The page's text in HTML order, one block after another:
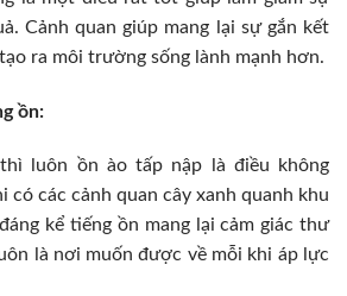
Cảnh quan giúp mang lại sự gắn kết
ra môi trường sống lành mạnh hơn.
ồn:
luôn ồn ào tấp nập là điều không
có các cảnh quan cây xanh quanh khu
kể tiếng ồn mang lại cảm giác thư
là nơi muốn được về mỗi khi áp lực